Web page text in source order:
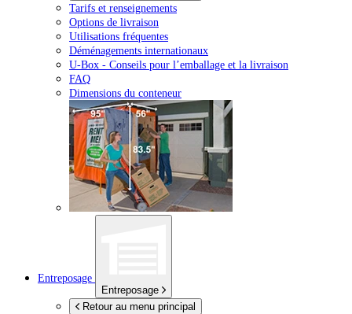
Tarifs et renseignements
Options de livraison
Utilisations fréquentes
Déménagements internationaux
U-Box - Conseils pour l’emballage et la livraison
FAQ
Dimensions du conteneur
Entreposage
Entreposage
Retour au menu principal